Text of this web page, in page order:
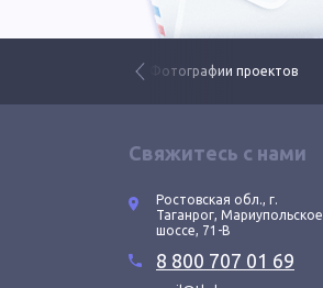
Фотографии проектов
Свяжитесь с нами
Ростовская обл., г.
Таганрог, Мариупольское
шоссе, 71-В
8 800 707 01 69